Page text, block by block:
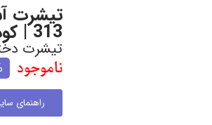
تیشرت
313 | کودک و نوجوان
تیشرت
ناموجود
راهنمای